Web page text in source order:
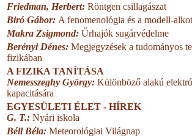
Friedman, Herbert: Röntgen csillagászat
Biró Gábor: A fenomenológia és a modell-
Makra Zsigmond: Űrhajók sugárvédelme
Berényi Dénes: Megjegyzések a tudományos
fizikában
A FIZIKA TANÍTÁSA
Nemesszeghy György: Különböző alakú
kapacitására
EGYESÜLETI ÉLET - HÍREK
G. T.: Nyári iskola
Béll Béla: Meteorológiai Világnap